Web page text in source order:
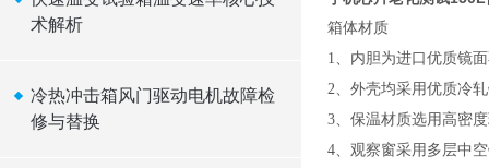
术解析
冷热冲击箱风门驱动电机故障检
修与替换
箱体材质
1、内胆为进口优质镜
2、外壳均采用优质冷
3、保温材质选用高密
4、观察窗采用多层中